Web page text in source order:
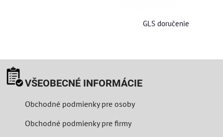
GLS doručenie
VŠEOBECNÉ INFORMÁCIE
Obchodné podmienky pre osoby
Obchodné podmienky pre firmy